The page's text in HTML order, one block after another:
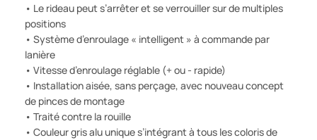
• Le rideau peut s’arrêter et se verrouiller sur de multiples
positions
• Système d’enroulage « intelligent » à commande par
lanière
• Vitesse d’enroulage réglable (+ ou - rapide)
• Installation aisée, sans perçage, avec nouveau concept
de pinces de montage
• Traité contre la rouille
• Couleur gris alu unique s’intégrant à tous les coloris de